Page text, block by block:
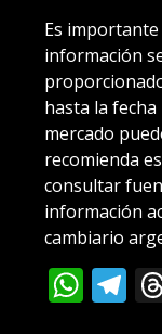
Es
información
hasta la fecha
mercado
recomienda
consultar
información
cambiario